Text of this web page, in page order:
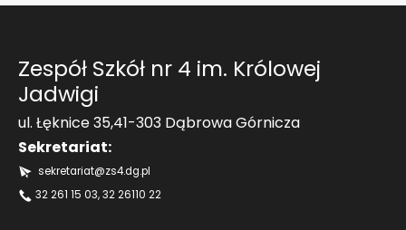
Kontakt
Zespół Szkół nr 4 im. Królowej
Jadwigi
ul. Łęknice 35,41-303 Dąbrowa Górnicza
Sekretariat:
sekretariat@zs4.dg.pl
32 261 15 03, 32 26110 22